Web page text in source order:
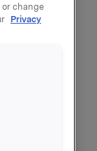
vært
or change
Privacy